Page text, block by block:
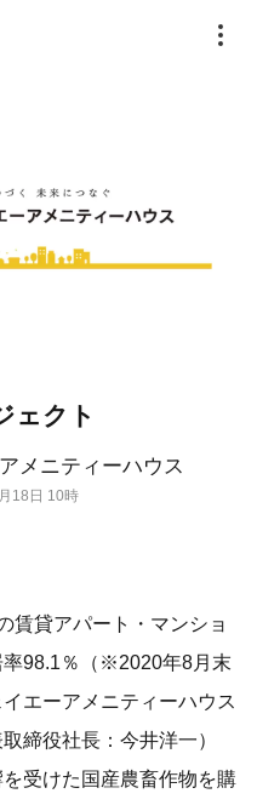
メニティーハウス
18日 10時
ェクト
賃貸アパート・マンショ
率98.1％（※2020年8月末
エーアメニティーハウス
締役社長：今井洋一）
受けた国産農畜作物を購